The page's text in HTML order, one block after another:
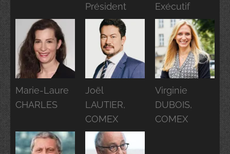
Président
Exécutif
Marie-Laure
CHARLES
Joël
LAUTIER,
COMEX
Virginie
DUBOIS,
COMEX